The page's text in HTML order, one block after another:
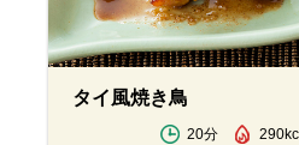
タイ風焼き鳥
20分